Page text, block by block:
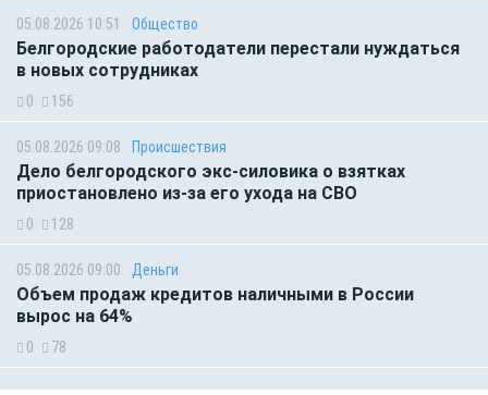
05.08.2026 10:51 Общество
Белгородские работодатели перестали нуждаться
в новых сотрудниках
0 156
05.08.2026 09:08 Происшествия
Дело белгородского экс-силовика о взятках
приостановлено из-за его ухода на СВО
0 128
05.08.2026 09:00 Деньги
Объем продаж кредитов наличными в России
вырос на 64%
0 78